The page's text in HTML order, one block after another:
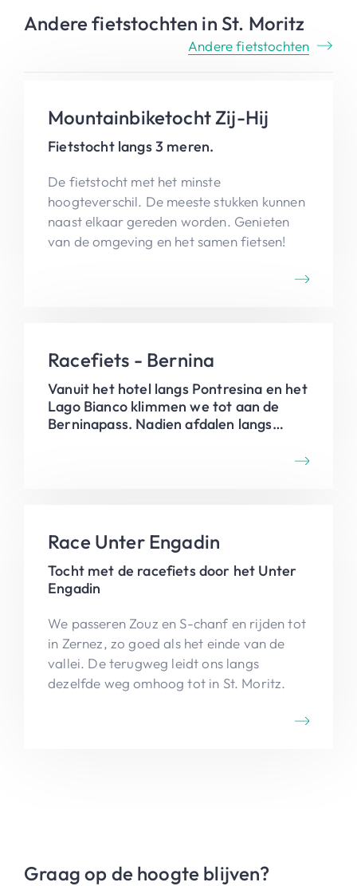
Andere fietstochten in St. Moritz
Andere fietstochten
Mountainbiketocht Zij-Hij
Fietstocht langs 3 meren.
De fietstocht met het minste
hoogteverschil. De meeste stukken kunnen
naast elkaar gereden worden. Genieten
van de omgeving en het samen fietsen!
Racefiets - Bernina
Vanuit het hotel langs Pontresina en het
Lago Bianco klimmen we tot aan de
Berninapass. Nadien afdalen langs
ommetje door het dorp en dan naar het
Race Unter Engadin
Tocht met de racefiets door het Unter
Engadin
We passeren Zouz en S-chanf en rijden tot
in Zernez, zo goed als het einde van de
vallei. De terugweg leidt ons langs
dezelfde weg omhoog tot in St. Moritz.
Graag op de hoogte blijven?